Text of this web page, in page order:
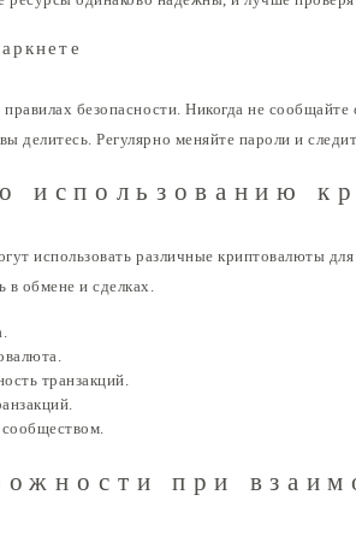
безопасности. Никогда не
Регулярно меняйте пароли и
использованию
использовать различные криптовалюты
обмене и сделках.
транзакций.
при